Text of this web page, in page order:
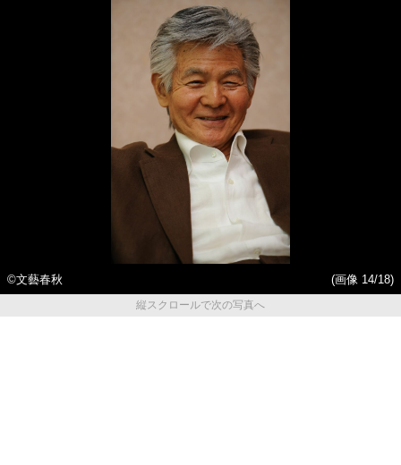
©文藝春秋
(画像 14/18)
縦スクロールで次の写真へ